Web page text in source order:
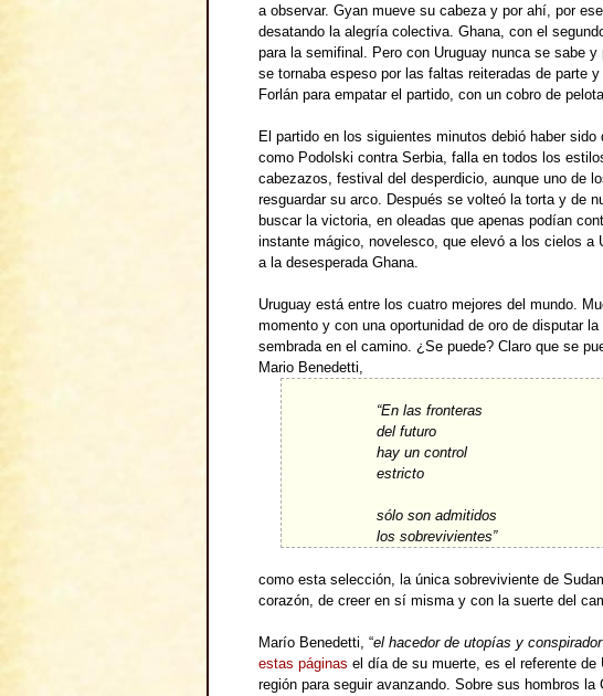
a observar. Gyan mueve su cabeza y por ahí, por
desatando la alegría colectiva. Ghana, con el
para la semifinal. Pero con Uruguay nunca se sabe
se tornaba espeso por las faltas reiteradas de parte
Forlán para empatar el partido, con un cobro de
El partido en los siguientes minutos debió haber sido
como Podolski contra Serbia, falla en todos los
cabezazos, festival del desperdicio, aunque uno de
resguardar su arco. Después se volteó la torta y de
buscar la victoria, en oleadas que apenas podían
instante mágico, novelesco, que elevó a los cielos a
a la desesperada Ghana.
Uruguay está entre los cuatro mejores del mundo.
momento y con una oportunidad de oro de disputar
sembrada en el camino. ¿Se puede? Claro que se
Mario Benedetti,
“En las fronteras
del futuro
hay un control
estricto
sólo son admitidos
los sobrevivientes”
como esta selección, la única sobreviviente de
corazón, de creer en sí misma y con la suerte del
Marío Benedetti, “el hacedor de utopías y
estas páginas el día de su muerte, es el referente de
región para seguir avanzando. Sobre sus hombros